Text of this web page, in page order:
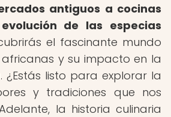
antiguos a cocinas
de las especias
el fascinante mundo
y su impacto en la
¿Estás listo para explorar la
y tradiciones que nos
la historia culinaria